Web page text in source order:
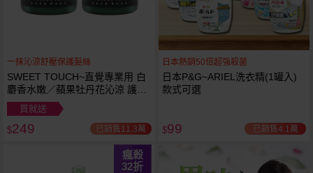
一抹沁涼舒壓保護髮絲
SWEET TOUCH~直覺專業用 白
麝香水嫩／蘋果牡丹花沁涼 護髮
膜(1000ml) 款式可選 全新包裝
買就送
$249 已銷售11.3萬
日本熱銷50倍超強殺菌
日本P&G~ARIEL洗衣精(1罐入)
款式可選
$99 已銷售4.1萬
瘋殺
32折